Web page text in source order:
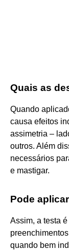
Quais as
Quando
causa efeitos
assimetria –
outros. Além
necessários
e mastigar.
Pode
Assim, a testa
quando bem